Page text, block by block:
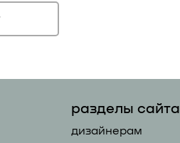
разделы сайта
дизайнерам